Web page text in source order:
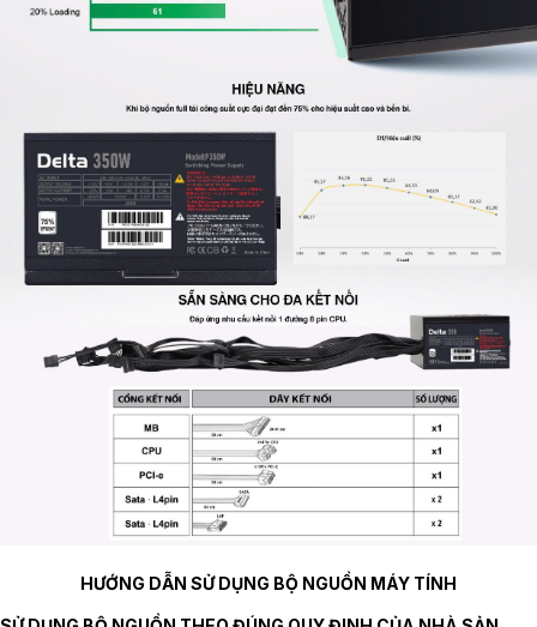
HƯỚNG DẪN SỬ DỤNG BỘ NGUỒN MÁY TÍNH